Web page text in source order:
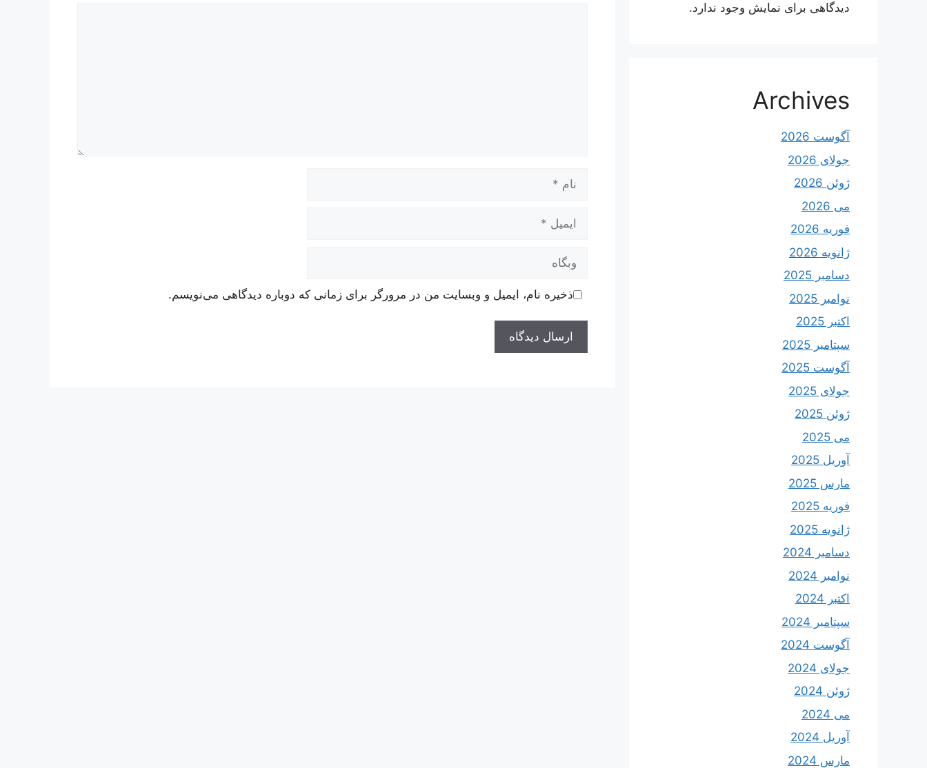
وبگاه
ذخیره نام، ایمیل و وبسایت من در مرورگر برای زمانی که دوباره دیدگاهی می‌نویسم.
دیدگاهی برای نمایش وجود ندارد.
Archives
آگوست 2026
جولای 2026
ژوئن 2026
می 2026
فوریه 2026
ژانویه 2026
دسامبر 2025
نوامبر 2025
اکتبر 2025
سپتامبر 2025
آگوست 2025
جولای 2025
ژوئن 2025
می 2025
آوریل 2025
مارس 2025
فوریه 2025
ژانویه 2025
دسامبر 2024
نوامبر 2024
اکتبر 2024
سپتامبر 2024
آگوست 2024
جولای 2024
ژوئن 2024
می 2024
آوریل 2024
مارس 2024